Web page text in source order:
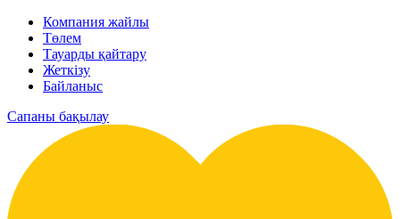
Компания жайлы
Төлем
Тауарды қайтару
Жеткізу
Байланыс
Сапаны бақылау